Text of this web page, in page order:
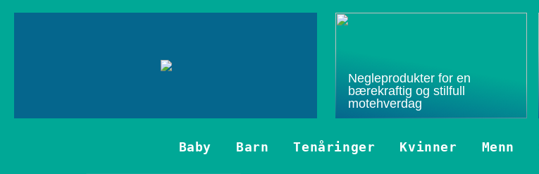
Negleprodukter for en
bærekraftig og stilfull
motehverdag
Baby Barn Tenåringer Kvinner Menn